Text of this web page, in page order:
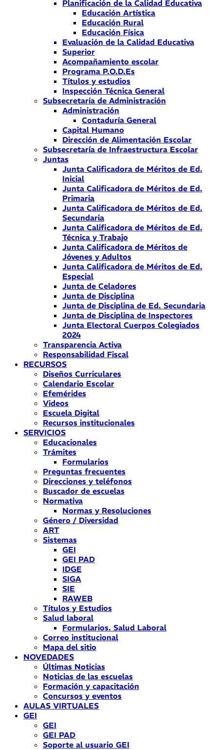
Planificación de la Calidad Educativa
Educación Artística
Educación Rural
Educación Física
Evaluación de la Calidad Educativa
Superior
Acompañamiento escolar
Programa P.O.D.Es
Títulos y estudios
Inspección Técnica General
Subsecretaría de Administración
Administración
Contaduría General
Capital Humano
Dirección de Alimentación Escolar
Subsecretaría de Infraestructura Escolar
Juntas
Junta Calificadora de Méritos de Ed.
Inicial
Junta Calificadora de Méritos de Ed.
Primaria
Junta Calificadora de Méritos de Ed.
Secundaria
Junta Calificadora de Méritos de Ed.
Técnica y Trabajo
Junta Calificadora de Méritos de
Jóvenes y Adultos
Junta Calificadora de Méritos de Ed.
Especial
Junta de Celadores
Junta de Disciplina
Junta de Disciplina de Ed. Secundaria
Junta de Disciplina de Inspectores
Junta Electoral Cuerpos Colegiados
2024
Transparencia Activa
Responsabilidad Fiscal
RECURSOS
Diseños Curriculares
Calendario Escolar
Efemérides
Videos
Escuela Digital
Recursos institucionales
SERVICIOS
Educacionales
Trámites
Formularios
Preguntas frecuentes
Direcciones y teléfonos
Buscador de escuelas
Normativa
Normas y Resoluciones
Género / Diversidad
ART
Sistemas
GEI
GEI PAD
IDGE
SIGA
SIE
RAWEB
Títulos y Estudios
Salud laboral
Formularios. Salud Laboral
Correo institucional
Mapa del sitio
NOVEDADES
Últimas Noticias
Noticias de las escuelas
Formación y capacitación
Concursos y eventos
AULAS VIRTUALES
GEI
GEI
GEI PAD
Soporte al usuario GEI